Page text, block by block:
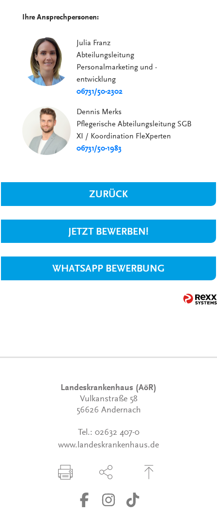
Ihre Ansprechpersonen:
Julia Franz
Abteilungsleitung
Personalmarketing und -
entwicklung
06731/50-2302
Dennis Merks
Pflegerische Abteilungsleitung SGB
XI / Koordination FleXperten
06731/50-1983
ZURÜCK
JETZT BEWERBEN!
WHATSAPP BEWERBUNG
Landeskrankenhaus (AöR)
Vulkanstraße 58
56626 Andernach
Tel.: 02632 407-0
www.landeskrankenhaus.de